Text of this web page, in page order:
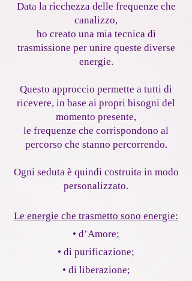
Data la ricchezza delle frequenze che
canalizzo,
ho creato una mia tecnica di
trasmissione per unire queste diverse
energie.
Questo approccio permette a tutti di
ricevere, in base ai propri bisogni del
momento presente,
le frequenze che corrispondono al
percorso che stanno percorrendo.
Ogni seduta è quindi costruita in modo
personalizzato.
Le energie che trasmetto sono energie:
• d’Amore;
• di purificazione;
• di liberazione;